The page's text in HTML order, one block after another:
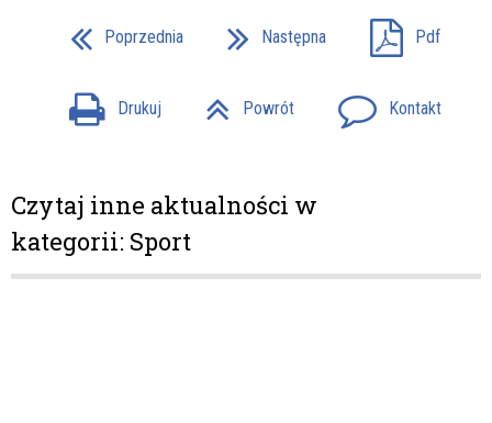
Poprzednia Następna Pdf
Drukuj Powrót Kontakt
Czytaj inne aktualności w
kategorii: Sport